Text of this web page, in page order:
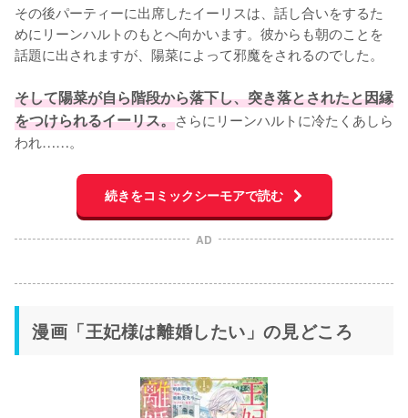
その後パーティーに出席したイーリスは、話し合いをするた
めにリーンハルトのもとへ向かいます。彼からも朝のことを
話題に出されますが、陽菜によって邪魔をされるのでした。
そして陽菜が自ら階段から落下し、突き落とされたと因縁
をつけられるイーリス。さらにリーンハルトに冷たくあしら
われ……。
続きをコミックシーモアで読む
AD
漫画「王妃様は離婚したい」の見どころ